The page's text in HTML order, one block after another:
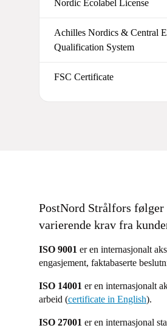
Nordic Ecolabel License
Achilles Nordics & Central
Qualification System
FSC Certificate
PostNord Strålfors følger
varierende krav fra
ISO 9001 er en internasjonalt
engasjement, faktabaserte
ISO 14001 er en internasjonalt
arbeid (certificate in English).
ISO 27001 er en internasjonal